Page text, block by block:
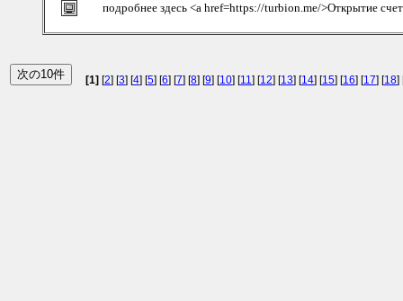
подробнее здесь <a href=https://turbion.me/>Открытие
[1] [2] [3] [4] [5] [6] [7] [8] [9] [10] [11] [12] [13] [14] [15] [16] [17] [18]